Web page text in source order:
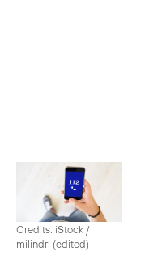
Credits: iStock /
milindri (edited)